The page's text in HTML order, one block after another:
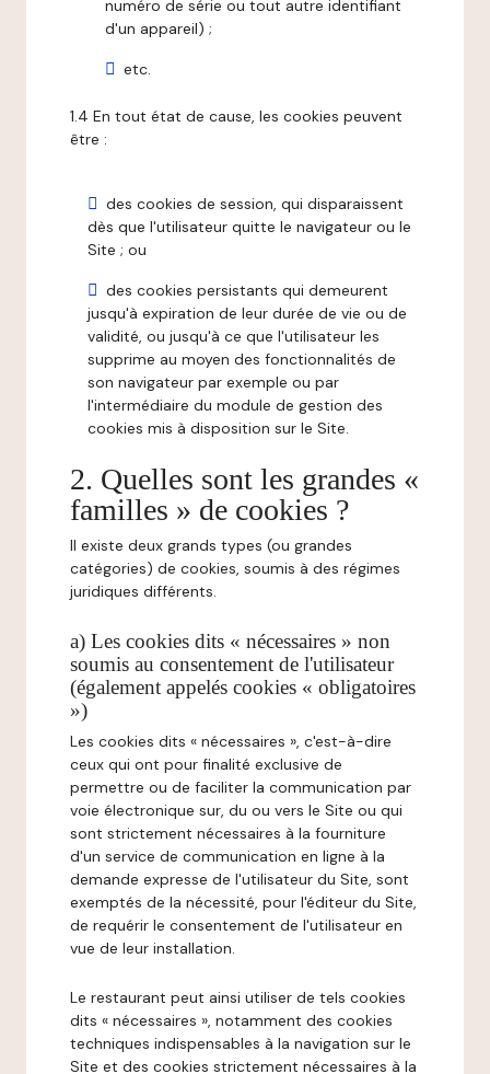
numéro de série ou tout autre identifiant
d'un appareil) ;
etc.
1.4 En tout état de cause, les cookies peuvent
être :
des cookies de session, qui disparaissent
dès que l'utilisateur quitte le navigateur ou le
Site ; ou
des cookies persistants qui demeurent
jusqu'à expiration de leur durée de vie ou de
validité, ou jusqu'à ce que l'utilisateur les
supprime au moyen des fonctionnalités de
son navigateur par exemple ou par
l'intermédiaire du module de gestion des
cookies mis à disposition sur le Site.
2. Quelles sont les grandes «
familles » de cookies ?
Il existe deux grands types (ou grandes
catégories) de cookies, soumis à des régimes
juridiques différents.
a) Les cookies dits « nécessaires » non
soumis au consentement de l'utilisateur
(également appelés cookies « obligatoires
»)
Les cookies dits « nécessaires », c'est-à-dire
ceux qui ont pour finalité exclusive de
permettre ou de faciliter la communication par
voie électronique sur, du ou vers le Site ou qui
sont strictement nécessaires à la fourniture
d'un service de communication en ligne à la
demande expresse de l'utilisateur du Site, sont
exemptés de la nécessité, pour l'éditeur du Site,
de requérir le consentement de l'utilisateur en
vue de leur installation.
Le restaurant peut ainsi utiliser de tels cookies
dits « nécessaires », notamment des cookies
techniques indispensables à la navigation sur le
Site et des cookies strictement nécessaires à la